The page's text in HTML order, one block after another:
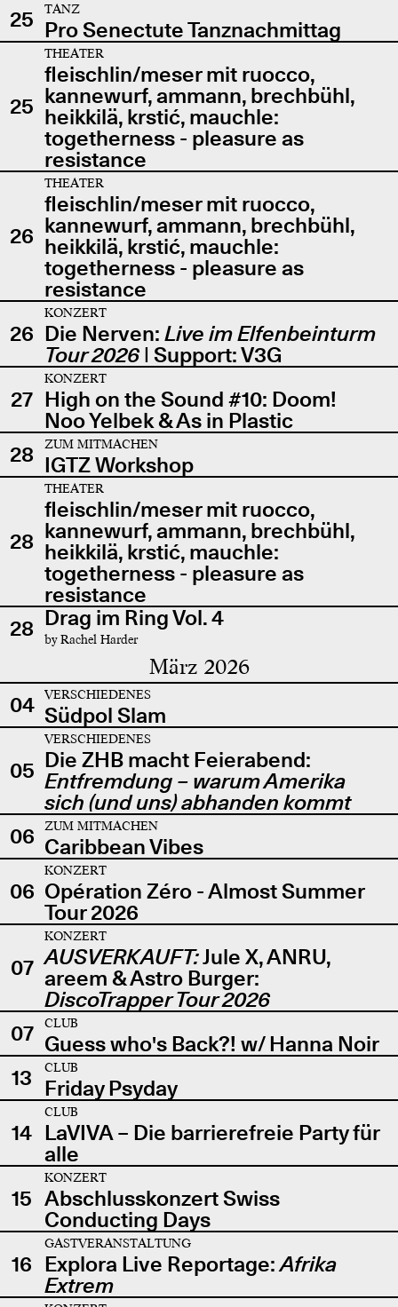
25
TANZ
Pro Senectute Tanznachmittag
25
THEATER
fleischlin/meser mit ruocco,
kannewurf, ammann, brechbühl,
heikkilä, krstić, mauchle:
togetherness - pleasure as
resistance
26
THEATER
fleischlin/meser mit ruocco,
kannewurf, ammann, brechbühl,
heikkilä, krstić, mauchle:
togetherness - pleasure as
resistance
26
KONZERT
Die Nerven: Live im Elfenbeinturm
Tour 2026| Support: V3G
27
KONZERT
High on the Sound #10: Doom!
Noo Yelbek & As in Plastic
28
ZUM MITMACHEN
IGTZ Workshop
28
THEATER
fleischlin/meser mit ruocco,
kannewurf, ammann, brechbühl,
heikkilä, krstić, mauchle:
togetherness - pleasure as
resistance
28 Drag im Ring Vol. 4
by Rachel Harder
März 2026
04 VERSCHIEDENES
Südpol Slam
05
VERSCHIEDENES
Die ZHB macht Feierabend:
Entfremdung – warum Amerika
sich (und uns) abhanden kommt
06
ZUM MITMACHEN
Caribbean Vibes
06
KONZERT
Opération Zéro - Almost Summer
Tour 2026
07
KONZERT
AUSVERKAUFT:Jule X, ANRU,
areem & Astro Burger:
DiscoTrapper Tour 2026
07
CLUB
Guess who's Back?! w/ Hanna Noir
13
CLUB
Friday Psyday
14
CLUB
LaVIVA – Die barrierefreie Party für
alle
15
KONZERT
Abschlusskonzert Swiss
Conducting Days
16
GASTVERANSTALTUNG
Explora Live Reportage:Afrika
Extrem